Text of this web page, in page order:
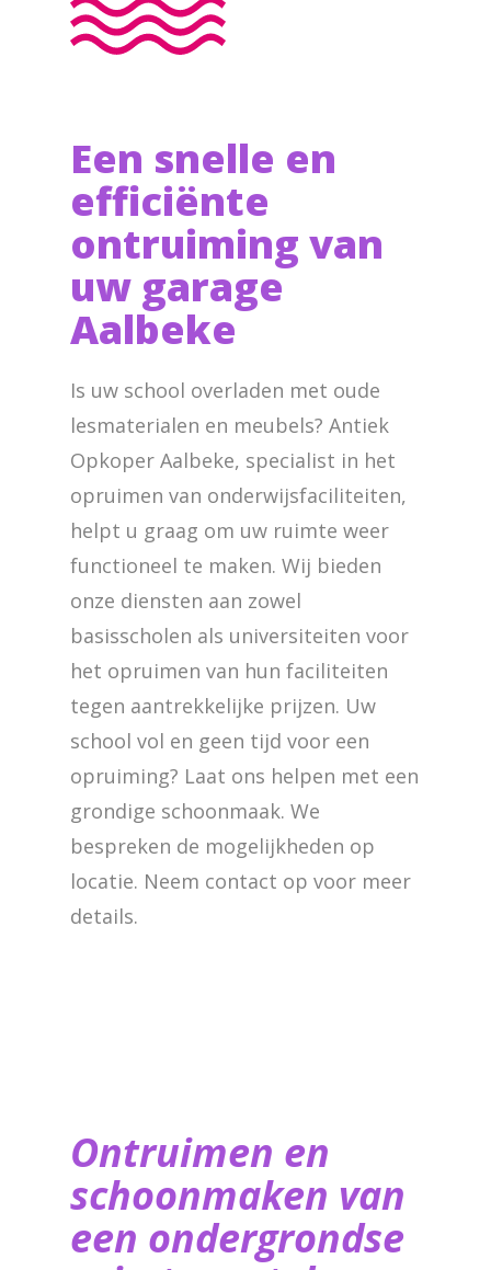
Een snelle en
efficiënte
ontruiming van
uw garage
Aalbeke
Is uw school overladen met oude
lesmaterialen en meubels? Antiek
Opkoper Aalbeke, specialist in het
opruimen van onderwijsfaciliteiten,
helpt u graag om uw ruimte weer
functioneel te maken. Wij bieden
onze diensten aan zowel
basisscholen als universiteiten voor
het opruimen van hun faciliteiten
tegen aantrekkelijke prijzen. Uw
school vol en geen tijd voor een
opruiming? Laat ons helpen met een
grondige schoonmaak. We
bespreken de mogelijkheden op
locatie. Neem contact op voor meer
details.
Ontruimen en
schoonmaken van
een ondergrondse